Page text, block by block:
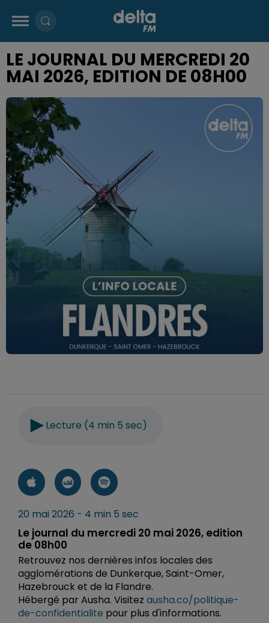
LE JOURNAL DU MERCREDI 20
MAI 2026, EDITION DE 08H00
Lecture (4 min 5 sec)
20 mai 2026 - 4 min 5 sec
Le journal du mercredi 20 mai 2026, edition
de 08h00
Retrouvez nos dernières infos locales des
agglomérations de Dunkerque, Saint-Omer,
Hazebrouck et de la Flandre.
Hébergé par Ausha. Visitez ausha.co/politique-
de-confidentialite pour plus d'informations.